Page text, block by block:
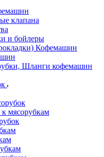
клапана
и бойлеры
Кофемашин
Шланги кофемашин
мясорубкам